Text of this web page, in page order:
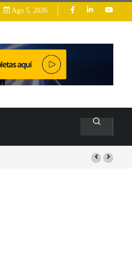
Ago 5, 2026